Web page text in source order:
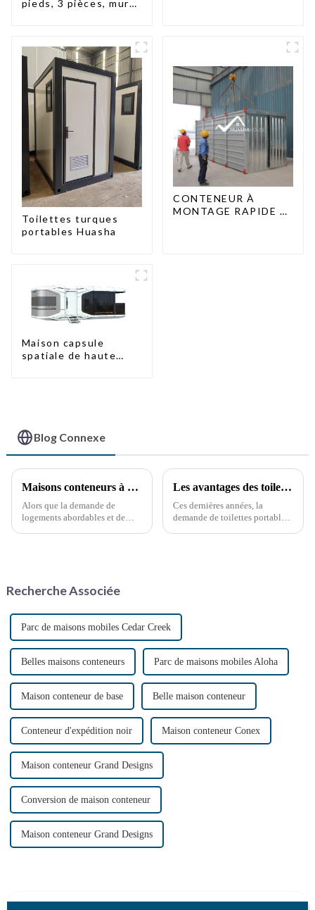
pieds, 3 pièces, murs
conteneur extensible,
3 chambres
Toilettes turques
portables Huasha
CONTENEUR À
MONTAGE RAPIDE 2
Maison capsule
spatiale de haute
Blog Connexe
Maisons conteneurs à montage rapide : les vastes perspectives de développement de la Chine
Alors que la demande de
logements abordables et de
fulgurant. Avec la croissance
Les avantages des toilettes portables : une nécessité croissante
Ces dernières années, la
demande de toilettes portables
Recherche Associée
Parc de maisons mobiles Cedar Creek
Belles maisons conteneurs Parc de maisons mobiles Aloha
Maison conteneur de base Belle maison conteneur
Conteneur d'expédition noir Maison conteneur Conex
Maison conteneur Grand Designs
Conversion de maison conteneur
Maison conteneur Grand Designs